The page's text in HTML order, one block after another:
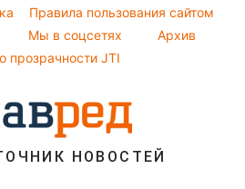
Правила пользования сайтом
Мы в соцсетях
Архив
прозрачности JTI
НОВОСТЕЙ